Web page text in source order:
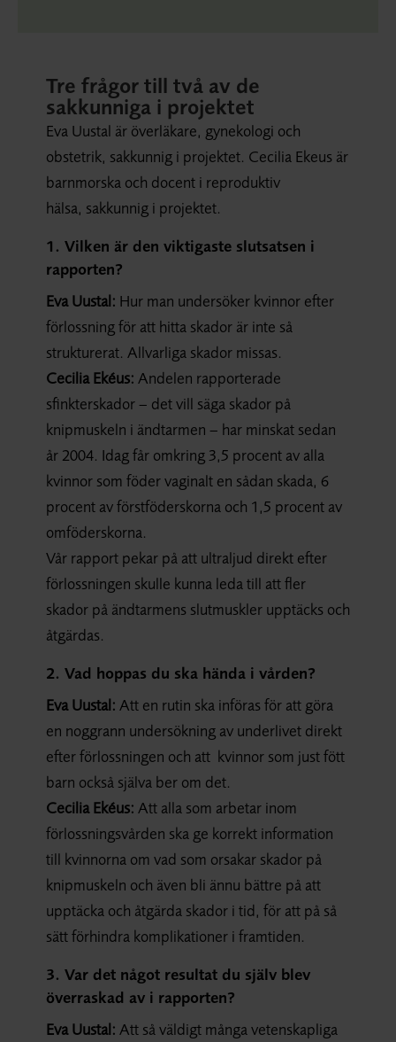
Tre frågor till två av de
sakkunniga i projektet
Eva Uustal är överläkare, gynekologi och
obstetrik, sakkunnig i projektet. Cecilia Ekeus är
barnmorska och docent i reproduktiv
hälsa, sakkunnig i projektet.
1. Vilken är den viktigaste slutsatsen i
rapporten?
Eva Uustal: Hur man undersöker kvinnor efter
förlossning för att hitta skador är inte så
strukturerat. Allvarliga skador missas.
Cecilia Ekéus: Andelen rapporterade
sfinkterskador – det vill säga skador på
knipmuskeln i ändtarmen – har minskat sedan
år 2004. Idag får omkring 3,5 procent av alla
kvinnor som föder vaginalt en sådan skada, 6
procent av förstföderskorna och 1,5 procent av
omföderskorna.
Vår rapport pekar på att ultraljud direkt efter
förlossningen skulle kunna leda till att fler
skador på ändtarmens slutmuskler upptäcks och
åtgärdas.
2. Vad hoppas du ska hända i vården?
Eva Uustal: Att en rutin ska införas för att göra
en noggrann undersökning av underlivet direkt
efter förlossningen och att kvinnor som just fött
barn också själva ber om det.
Cecilia Ekéus: Att alla som arbetar inom
förlossningsvården ska ge korrekt information
till kvinnorna om vad som orsakar skador på
knipmuskeln och även bli ännu bättre på att
upptäcka och åtgärda skador i tid, för att på så
sätt förhindra komplikationer i framtiden.
3. Var det något resultat du själv blev
överraskad av i rapporten?
Eva Uustal: Att så väldigt många vetenskapliga